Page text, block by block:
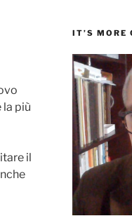
la più
il
IT’S MORE